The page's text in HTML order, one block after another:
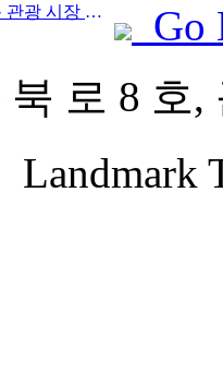
Prev:중국여행그룹은 고령층 관광 시장 진출을 위해 '차이나 트래블 굿 타임즈(China Travel Good Times)' 브랜드를 론칭했다.
Go
로 8 호,
Landmark